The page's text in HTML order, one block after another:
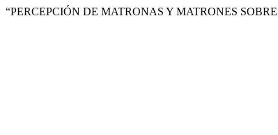
“PERCEPCIÓN DE MATRONAS Y MATRONES